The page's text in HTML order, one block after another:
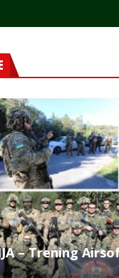
– Trening